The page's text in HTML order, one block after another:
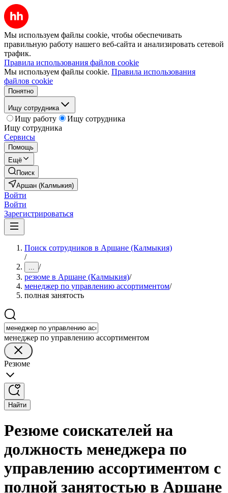
Мы используем файлы cookie, чтобы обеспечивать
правильную работу нашего веб-сайта и анализировать сетевой
трафик.
Правила использования файлов cookie
Мы используем файлы cookie. Правила использования
файлов cookie
Понятно
Ищу сотрудника
Ищу работу
Ищу сотрудника
Ищу сотрудника
Сервисы
Помощь
Ещё
Поиск
Аршан (Калмыкия)
Войти
Войти
Зарегистрироваться
Поиск сотрудников в Аршане (Калмыкия)
/
... /
резюме в Аршане (Калмыкия)/
менеджер по управлению ассортиментом/
полная занятость
менеджер по управлению ассортиментом
Резюме
Найти
Резюме соискателей на
должность менеджера по
управлению ассортиментом с
полной занятостью в Аршане